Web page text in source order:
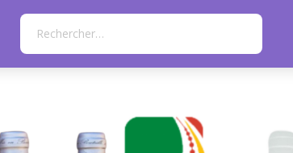
Rechercher…